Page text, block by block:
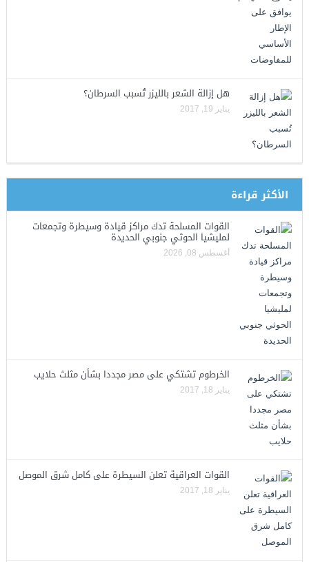
هل إزالة الشعر بالليزر تُسبب السرطان؟
يناير 19, 2017
الأكثر قراءة
القوات المسلحة تدك مراكز قيادة وسيطرة وتجمعات
لمليشيا الحوثي جنوبي الحديدة
أغسطس 08, 2026
الخرطوم تشتكي على مصر مجددا بشأن مثلث حلايب
يناير 18, 2017
القوات العراقية تعلن السيطرة على كامل شرق الموصل
يناير 18, 2017